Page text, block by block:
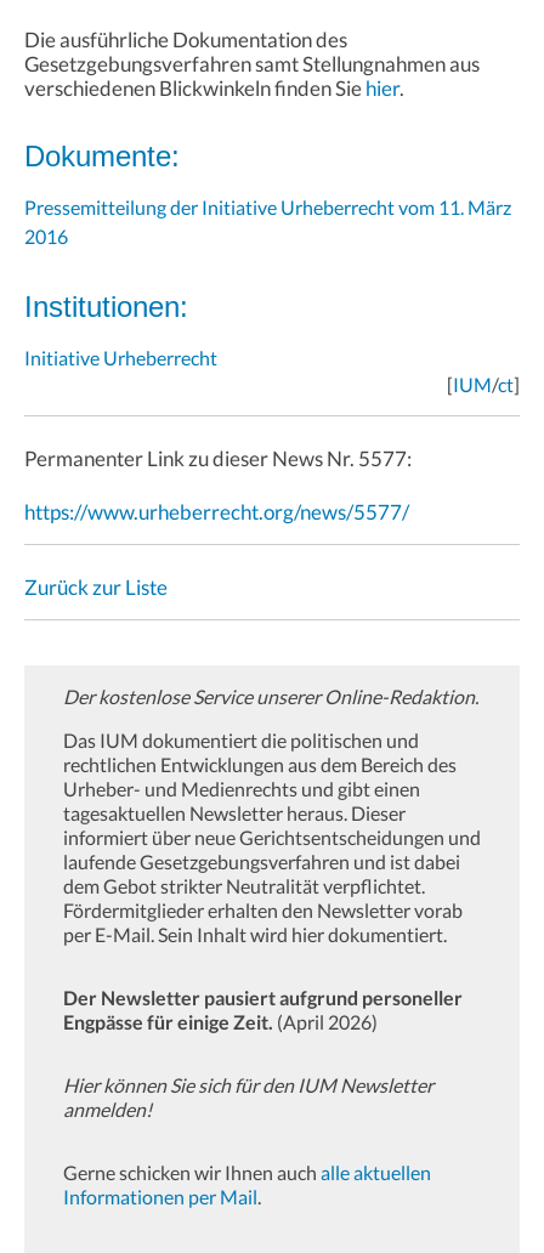
Die ausführliche Dokumentation des
Gesetzgebungsverfahren samt Stellungnahmen aus
verschiedenen Blickwinkeln finden Siehier.
Dokumente:
Pressemitteilung der Initiative Urheberrecht vom 11. März
2016
Institutionen:
Initiative Urheberrecht
[IUM/ct]
Permanenter Link zu dieser News Nr. 5577:
https://www.urheberrecht.org/news/5577/
Zurück zur Liste
Der kostenlose Service unserer Online-Redaktion.
Das IUM dokumentiert die politischen und
rechtlichen Entwicklungen aus dem Bereich des
Urheber- und Medienrechts und gibt einen
tagesaktuellen Newsletter heraus. Dieser
informiert über neue Gerichtsentscheidungen und
laufende Gesetzgebungsverfahren und ist dabei
dem Gebot strikter Neutralität verpflichtet.
Fördermitglieder erhalten den Newsletter vorab
per E-Mail. Sein Inhalt wird hier dokumentiert.
Der Newsletter pausiert aufgrund personeller
Engpässe für einige Zeit. (April 2026)
Hier können Sie sich für den IUM Newsletter
anmelden!
Gerne schicken wir Ihnen auch alle aktuellen
Informationen per Mail.